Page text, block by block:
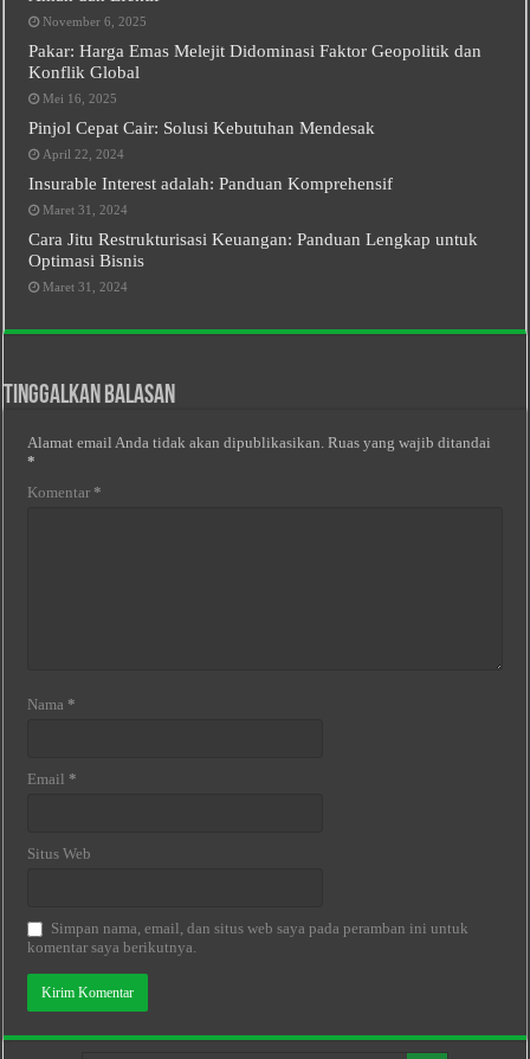
November 6, 2025
Pakar: Harga Emas Melejit Didominasi Faktor Geopolitik dan
Konflik Global
Mei 16, 2025
Pinjol Cepat Cair: Solusi Kebutuhan Mendesak
April 22, 2024
Insurable Interest adalah: Panduan Komprehensif
Maret 31, 2024
Cara Jitu Restrukturisasi Keuangan: Panduan Lengkap untuk
Optimasi Bisnis
Maret 31, 2024
Tinggalkan Balasan
Alamat email Anda tidak akan dipublikasikan. Ruas yang wajib ditandai
*
Komentar *
Nama *
Email *
Situs Web
Simpan nama, email, dan situs web saya pada peramban ini untuk
komentar saya berikutnya.